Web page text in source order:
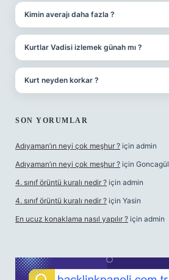
Kimin averajı daha fazla ?
Kurtlar Vadisi izlemek günah mı ?
Kurt neyden korkar ?
SON YORUMLAR
Adıyaman’ın neyi çok meşhur ? için admin
Adıyaman’ın neyi çok meşhur ? için Goncagül
4. sınıf örüntü kuralı nedir ? için admin
4. sınıf örüntü kuralı nedir ? için Yasin
En ucuz konaklama nasıl yapılır ? için admin